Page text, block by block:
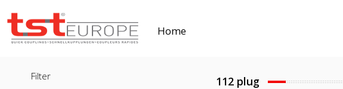
Home
Filter 112 plug